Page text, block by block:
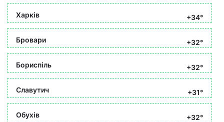
Харків +34°
Бровари +32°
Бориспіль +32°
Славутич +31°
Обухів +32°